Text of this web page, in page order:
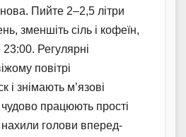
Пийте 2–2,5 літри
зменшіть сіль і кофеїн,
Регулярні
повітрі
і знімають м’язові
працюють прості
нахили голови вперед-